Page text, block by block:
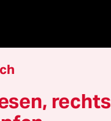
Abonnierende
rechts